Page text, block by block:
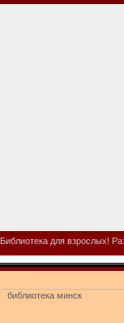
Библиотека для взрослых!